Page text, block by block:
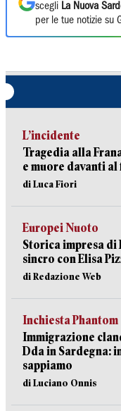
scegli La Nuova
per le tue notizie su
L’incidente
Tragedia alla
e muore davanti
di Luca Fiori
Europei Nuoto
Storica impresa
sincro con Elisa
di Redazione Web
Inchiesta Phantom
Immigrazione
Dda in Sardegna:
sappiamo
di Luciano Onnis